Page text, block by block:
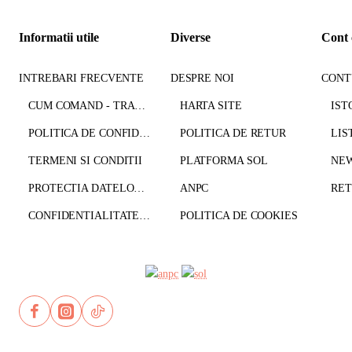
Informatii utile
INTREBARI FRECVENTE
CUM COMAND - TRANSPORT - PLATA
POLITICA DE CONFIDENTIALITATE
TERMENI SI CONDITII
PROTECTIA DATELOR CU CARACTER PERSONAL
CONFIDENTIALITATE GDPR
Diverse
DESPRE NOI
HARTA SITE
POLITICA DE RETUR
PLATFORMA SOL
ANPC
POLITICA DE COOKIES
Cont